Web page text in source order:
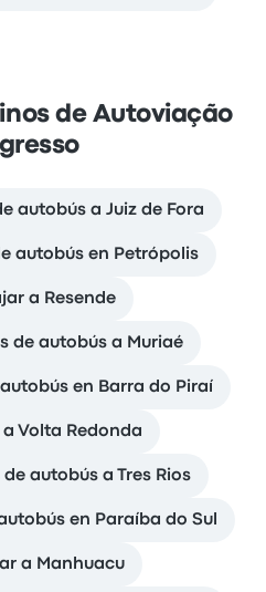
de Autoviação
autobús a Juiz de Fora
autobús en Petrópolis
a Resende
de autobús a Muriaé
en Barra do Piraí
Volta Redonda
autobús a Tres Rios
en Paraíba do Sul
a Manhuacu